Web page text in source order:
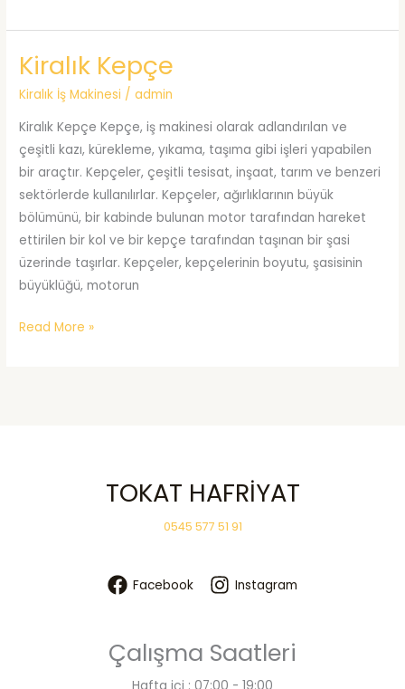
Kepçe
Kiralık Kepçe
Kiralık İş Makinesi /admin
Kiralık Kepçe Kepçe, iş makinesi olarak adlandırılan ve
çeşitli kazı, kürekleme, yıkama, taşıma gibi işleri yapabilen
bir araçtır. Kepçeler, çeşitli tesisat, inşaat, tarım ve benzeri
sektörlerde kullanılırlar. Kepçeler, ağırlıklarının büyük
bölümünü, bir kabinde bulunan motor tarafından hareket
ettirilen bir kol ve bir kepçe tarafından taşınan bir şasi
üzerinde taşırlar. Kepçeler, kepçelerinin boyutu, şasisinin
büyüklüğü, motorun
Kiralık
Read More »
TOKAT HAFRİYAT
0545 577 51 91
Facebook Instagram
Çalışma Saatleri